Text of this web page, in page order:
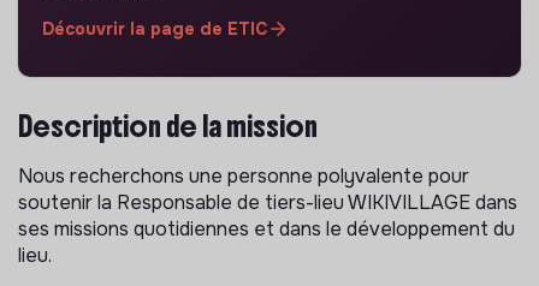
Découvrir la page de ETIC
Description de la mission
Nous recherchons une personne polyvalente pour
soutenir la Responsable de tiers-lieu WIKIVILLAGE dans
ses missions quotidiennes et dans le développement du
lieu.